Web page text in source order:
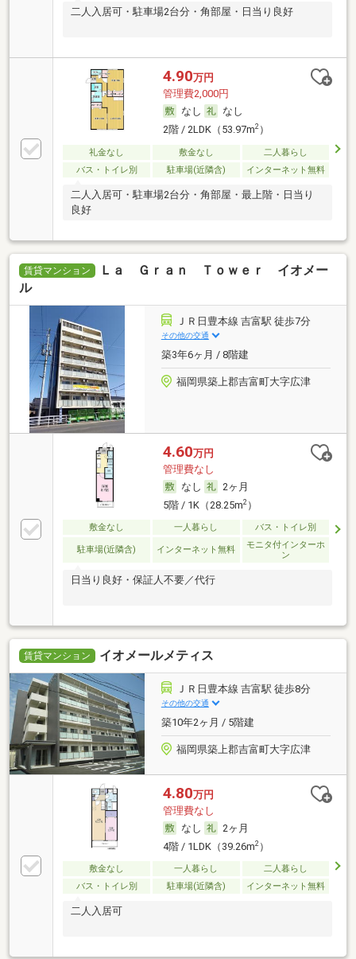
二人入居可・駐車場2台分・角部屋・日当り良好
4.90万円
管理費2,000円
なし
なし
2階 / 2LDK（53.97m2）
礼金なし 敷金なし
二人暮らし
バス・トイレ別
駐車場(近隣含) インターネット無料
二人入居可・駐車場2台分・角部屋・最上階・日当り
良好
賃貸マンション
Ｌａ Ｇｒａｎ Ｔｏｗｅｒ イオメー
ル
ＪＲ日豊本線 吉富駅 徒歩7分
その他の交通
築3年6ヶ月 / 8階建
福岡県築上郡吉富町大字広津
4.60万円
管理費なし
なし
2ヶ月
5階 / 1K（28.25m2）
敷金なし 一人暮らし バス・トイレ別
駐車場(近隣含) インターネット無料
モニタ付インターホ
ン
日当り良好・保証人不要／代行
賃貸マンション イオメールメティス
ＪＲ日豊本線 吉富駅 徒歩8分
その他の交通
築10年2ヶ月 / 5階建
福岡県築上郡吉富町大字広津
4.80万円
管理費なし
なし
2ヶ月
4階 / 1LDK（39.26m2）
敷金なし 一人暮らし
二人暮らし
バス・トイレ別
駐車場(近隣含) インターネット無料
二人入居可